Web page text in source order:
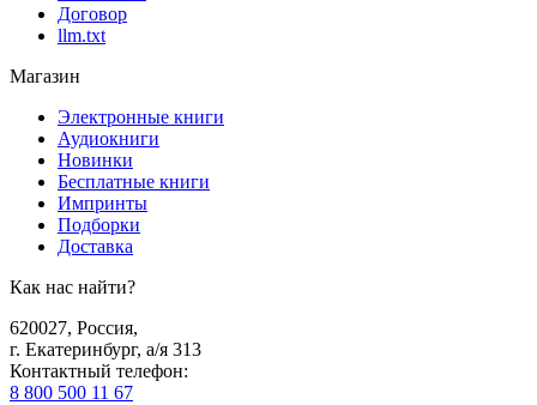
Договор
llm.txt
Магазин
Электронные книги
Аудиокниги
Новинки
Бесплатные книги
Импринты
Подборки
Доставка
Как нас найти?
620027, Россия,
г. Екатеринбург, а/я 313
Контактный телефон:
8 800 500 11 67